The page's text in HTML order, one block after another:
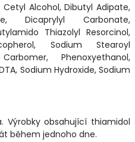
Alcohol, Dibutyl Adipate,
Dicaprylyl Carbonate,
Thiazolyl Resorcinol,
Sodium Stearoyl
Phenoxyethanol,
Sodium Hydroxide, Sodium
Výrobky obsahující thiamidol
během jednoho dne.